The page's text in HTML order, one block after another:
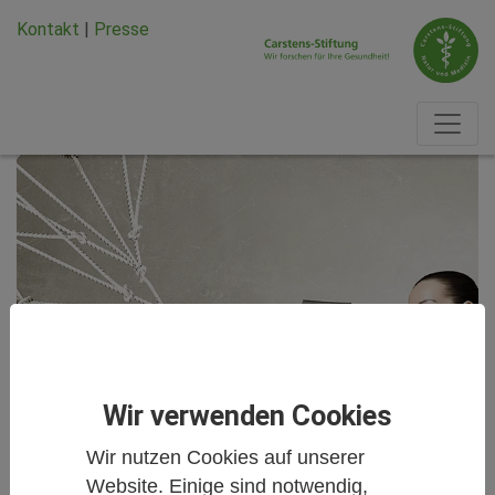
Wir verwenden Cookies
Wir nutzen Cookies auf unserer
Website. Einige sind notwendig,
Kontakt | Presse